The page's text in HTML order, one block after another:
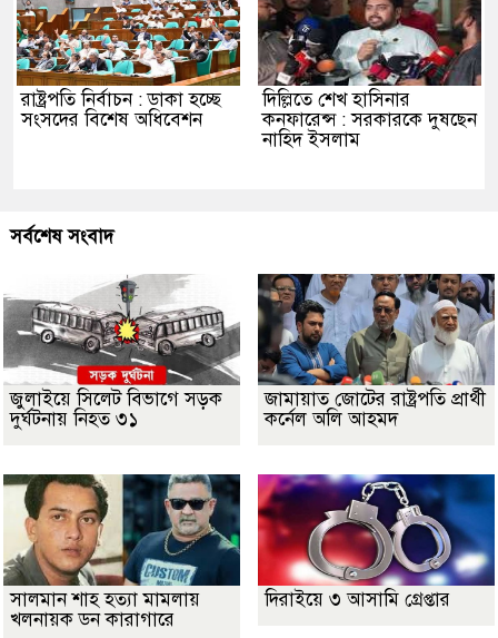
রাষ্ট্রপতি নির্বাচন : ডাকা হচ্ছে
সংসদের বিশেষ অধিবেশন
দিল্লিতে শেখ হাসিনার
কনফারেন্স : সরকারকে দুষছেন
নাহিদ ইসলাম
সর্বশেষ সংবাদ
জুলাইয়ে সিলেট বিভাগে সড়ক
দুর্ঘটনায় নিহত ৩১
জামায়াত জোটের রাষ্ট্রপতি প্রার্থী
কর্নেল অলি আহমদ
সালমান শাহ হত্যা মামলায়
খলনায়ক ডন কারাগারে
দিরাইয়ে ৩ আসামি গ্রেপ্তার